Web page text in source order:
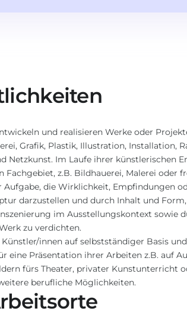
und realisieren Werke oder
Grafik, Plastik, Illustration, Installation,
Netzkunst. Im Laufe ihrer künstlerischen
Fachgebiet, z.B. Bildhauerei, Malerei oder
Aufgabe, die Wirklichkeit, Empfindungen
darzustellen und durch Inhalt und
im Ausstellungskontext sowie
zu verdichten.
innen auf selbstständiger Basis
eine Präsentation ihrer Arbeiten z.B. auf
fürs Theater, privater Kunstunterricht
berufliche Möglichkeiten.